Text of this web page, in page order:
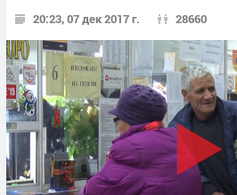
20:23, 07 дек 2017 г. 28660